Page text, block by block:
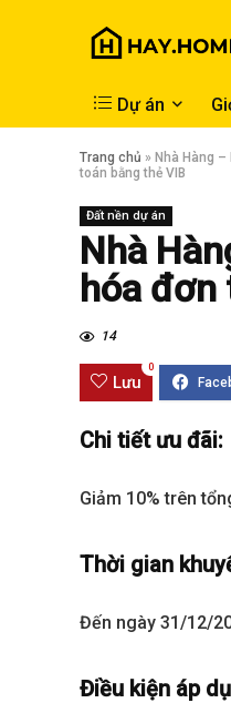
Dự án
Trang chủ » Nhà Hàng
toán bằng thẻ VIB
Đất nền dự án
Nhà
hóa
14
Lưu
0
Chi tiết ưu đãi:
Giảm 10% trên
Thời gian
Đến ngày 31/12/
Điều kiện áp